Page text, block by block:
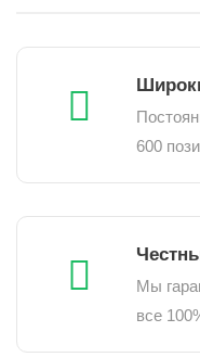
600
Мы
все